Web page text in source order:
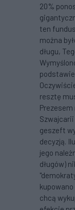
20%
ten
można
długu,
resztę
geszeft
decyzją.
jego
długów)
kupowano
chcą